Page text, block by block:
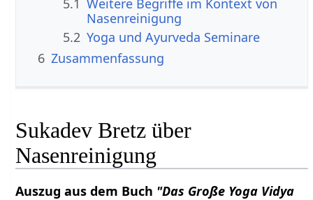
5.1 Weitere Begriffe im Kontext von
5.2 Yoga und Ayurveda Seminare
6 Zusammenfassung
Sukadev Bretz über
Nasenreinigung
Auszug aus dem Buch "Das Große Yoga Vidya